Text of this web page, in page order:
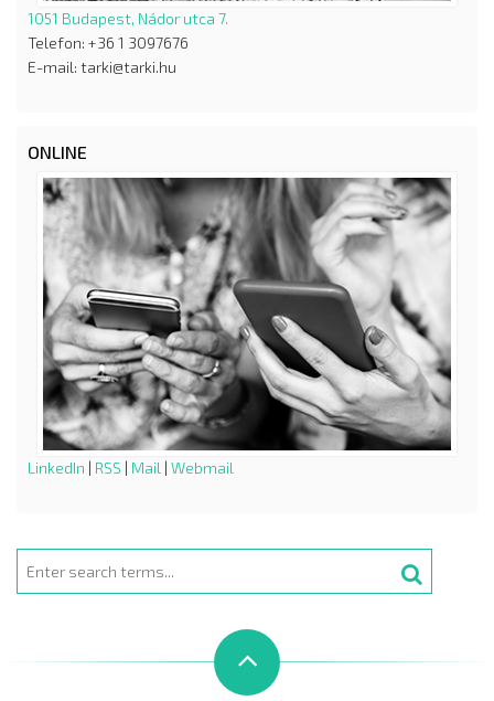
1051 Budapest, Nádor utca 7.
Telefon: +36 1 3097676
E-mail: tarki@tarki.hu
ONLINE
LinkedIn | RSS | Mail | Webmail